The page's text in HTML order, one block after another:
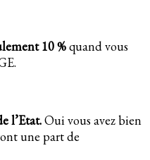
10 %quand vous
l’Etat.Oui vous avez bien
une part de